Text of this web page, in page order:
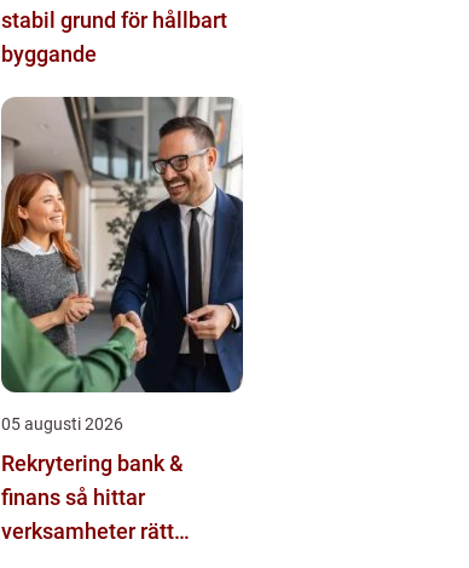
stabil grund för hållbart
byggande
05 augusti 2026
Rekrytering bank &
finans så hittar
verksamheter rätt